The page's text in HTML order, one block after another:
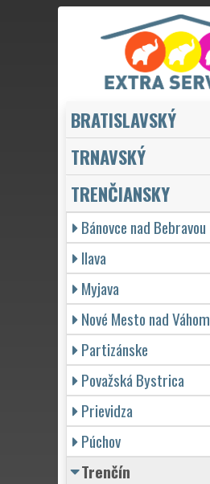
BRATISLAVSKÝ
TRNAVSKÝ
TRENČIANSKY
Bánovce nad Bebravou
Ilava
Myjava
Nové Mesto nad Váhom
Partizánske
Považská Bystrica
Prievidza
Púchov
Trenčín